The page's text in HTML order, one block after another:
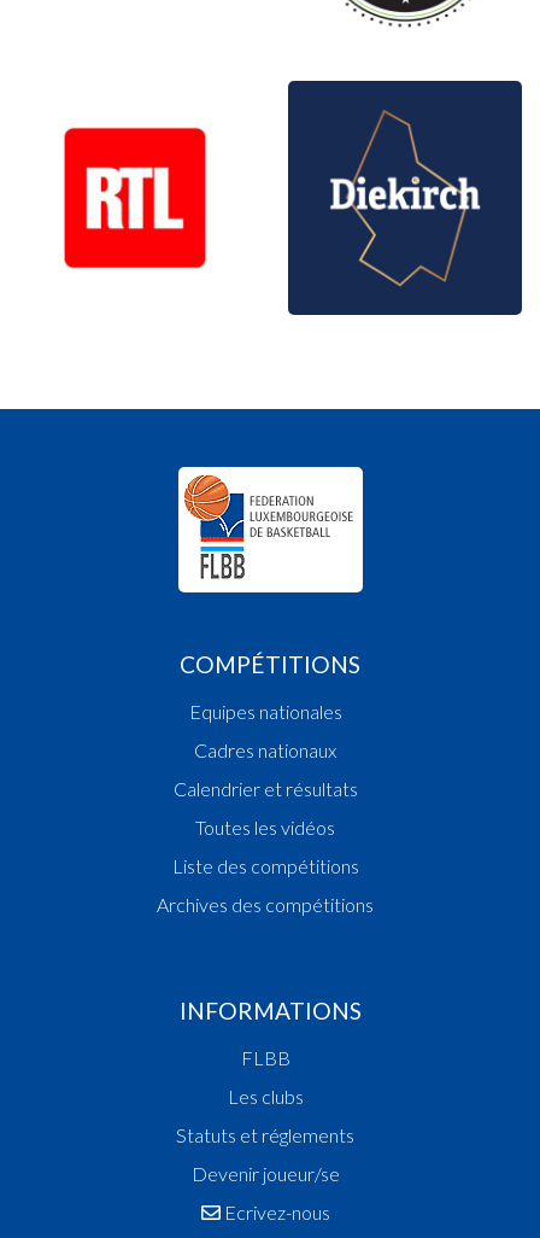
COMPÉTITIONS
Equipes nationales
Cadres nationaux
Calendrier et résultats
Toutes les vidéos
Liste des compétitions
Archives des compétitions
INFORMATIONS
FLBB
Les clubs
Statuts et réglements
Devenir joueur/se
Ecrivez-nous